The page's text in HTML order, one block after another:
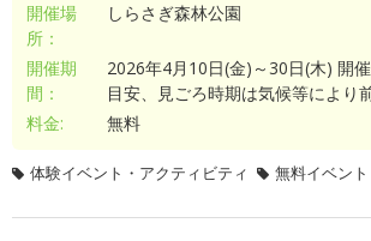
開催場
所：
しらさぎ森林公園
開催期
間：
2026年4月10日(金)～30日(木) 開
目安、見ごろ時期は気候等により
料金:
無料
体験イベント・アクティビティ 無料イベント